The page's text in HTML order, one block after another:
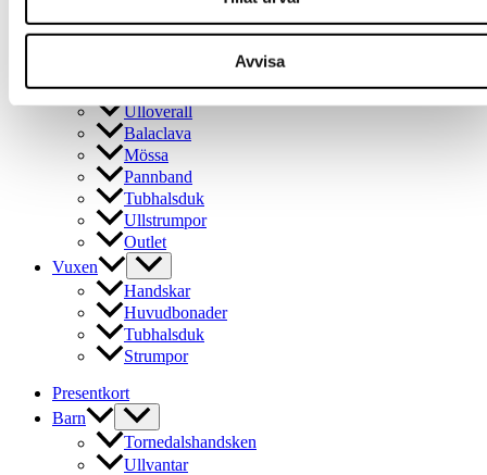
Avvisa
flera
varianter.
olika
alternativen
kan
Presentkort
Tornedalshandsken
Ullvantar
Ulloverall
Balaclava
Mössa
Pannband
Tubhalsduk
Ullstrumpor
Outlet
Vuxen
Handskar
Huvudbonader
Tubhalsduk
Strumpor
Presentkort
Barn
Tornedalshandsken
Ullvantar